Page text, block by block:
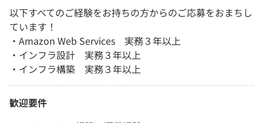
以下すべてのご経験をお持ちの方からのご応募をおまちし
ています！
・Amazon Web Services 実務３年以上
・インフラ設計 実務３年以上
・インフラ構築 実務３年以上
歓迎要件